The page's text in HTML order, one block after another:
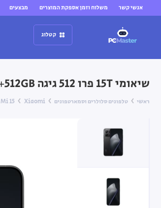
אנשי קשר משלוח וזמן אספקת המוצרים מבצעים
קטלוג
שיאומי 15T פרו 512 גיגה Xiaomi 15T Pro 5G 12GB+512GB — שחור
ראשי טלפונים סלולרים וסמארטפונים Xiaomi
Mi 15